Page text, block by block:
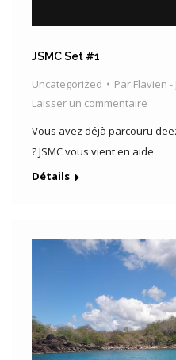
JSMC Set #1
Uncategorized Par Flavien -
Laisser un commentaire
Vous avez déjà parcouru
? JSMC vous vient en aide
Détails